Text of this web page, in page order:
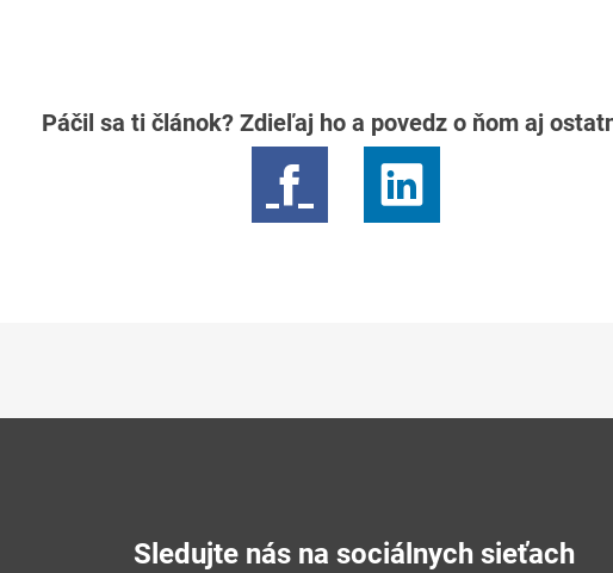
Páčil sa ti článok? Zdieľaj ho a povedz o ňom aj
Sledujte nás na sociálnych sieťach